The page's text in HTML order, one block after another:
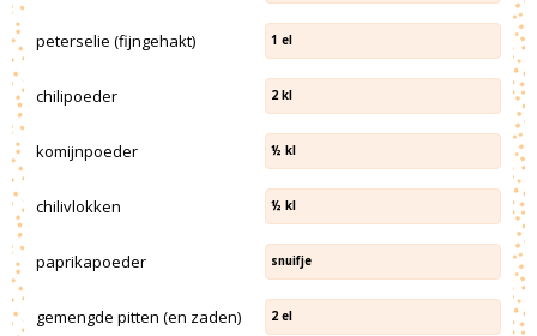
peterselie (fijngehakt) 1 el
chilipoeder 2 kl
komijnpoeder ½ kl
chilivlokken ½ kl
paprikapoeder snuifje
gemengde pitten (en zaden) 2 el